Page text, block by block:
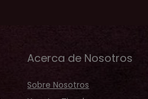
Acerca de Nosotros
Sobre Nosotros